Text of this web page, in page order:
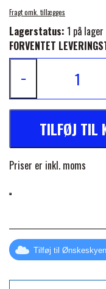
SKO
PREMIER
PREMIER
PREMIER
PREMIER
Fragt omk. tillægges
Lagerstatus: 1 på lager
FORVENTET
−
TILFØJ TIL
Priser er inkl. moms
Tilføj til Ønskeskyen